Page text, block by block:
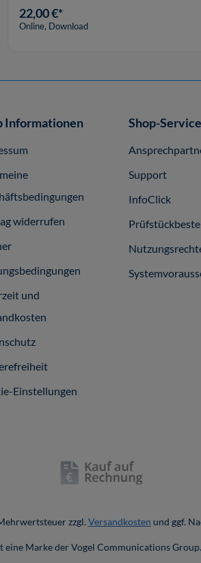
22,00 €*
Online, Download
Informationen
widerrufen
und
Einstellungen
Shop-Service
Support
InfoClick
zzgl. Versandkosten und ggf.
Marke der Vogel Communications